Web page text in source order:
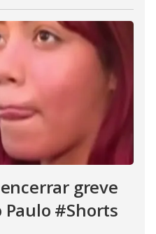
greve
Paulo #Shorts